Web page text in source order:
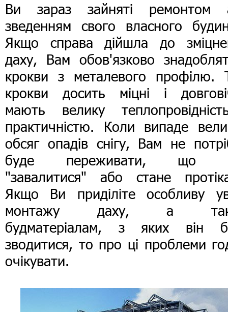
Ви зараз зайняті ремонтом
зведенням свого власного
Якщо справа дійшла до
даху, Вам обов'язково
крокви з металевого профілю.
крокви досить міцні і
мають велику
практичністю. Коли випаде
обсяг опадів снігу, Вам не
буде переживати, що
"завалитися" або стане
Якщо Ви приділіте особливу
монтажу даху, а
будматеріалам, з яких він
зводитися, то про ці проблеми
очікувати.